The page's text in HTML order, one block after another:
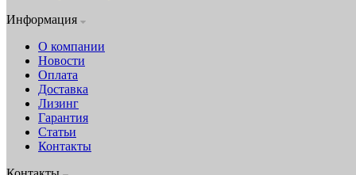
Информация
О компании
Новости
Оплата
Доставка
Лизинг
Гарантия
Статьи
Контакты